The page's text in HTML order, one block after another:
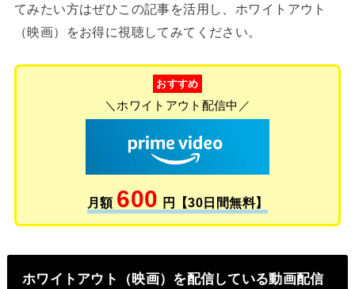
てみたい方はぜひこの記事を活用し、ホワイトアウト
（映画）をお得に視聴してみてください。
おすすめ
＼ホワイトアウト配信中／
月額 600 円【30日間無料】
ホワイトアウト（映画）を配信している動画配信